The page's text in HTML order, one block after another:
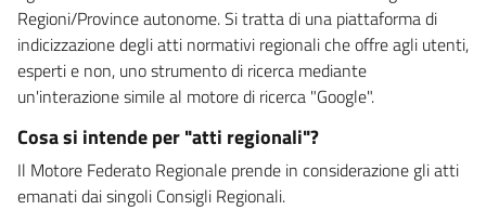
Regioni/Province autonome. Si tratta di una piattaforma di
indicizzazione degli atti normativi regionali che offre agli utenti,
esperti e non, uno strumento di ricerca mediante
un'interazione simile al motore di ricerca "Google".
Cosa si intende per "atti regionali"?
Il Motore Federato Regionale prende in considerazione gli atti
emanati dai singoli Consigli Regionali.